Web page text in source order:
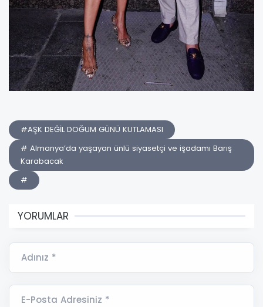
#AŞK DEĞİL DOĞUM GÜNÜ KUTLAMASI
# Almanya’da yaşayan ünlü siyasetçi ve işadamı Barış
Karabacak
#
YORUMLAR
Adınız *
E-Posta Adresiniz *